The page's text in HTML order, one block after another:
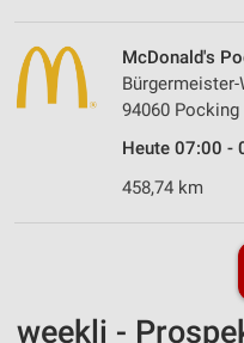
McDonald's
Bürgermeister-
94060 Pocking
Heute 07:00 -
458,74 km
weekli -